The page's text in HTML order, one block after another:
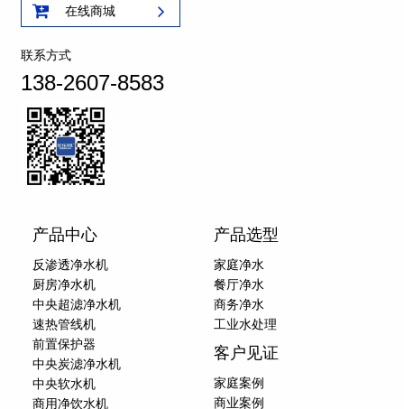
在线商城
联系方式
138-2607-8583
产品中心
反渗透净水机
厨房净水机
中央超滤净水机
速热管线机
前置保护器
中央炭滤净水机
中央软水机
商用净饮水机
产品选型
家庭净水
餐厅净水
商务净水
工业水处理
客户见证
家庭案例
商业案例